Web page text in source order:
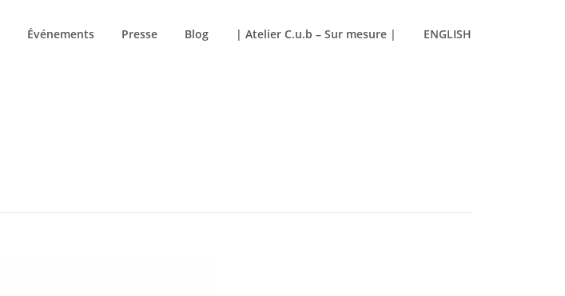
Événements Presse Blog | Atelier C.u.b – Sur mesure | ENGLISH